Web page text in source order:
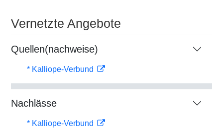
Vernetzte Angebote
Quellen(nachweise)
* Kalliope-Verbund
Nachlässe
* Kalliope-Verbund